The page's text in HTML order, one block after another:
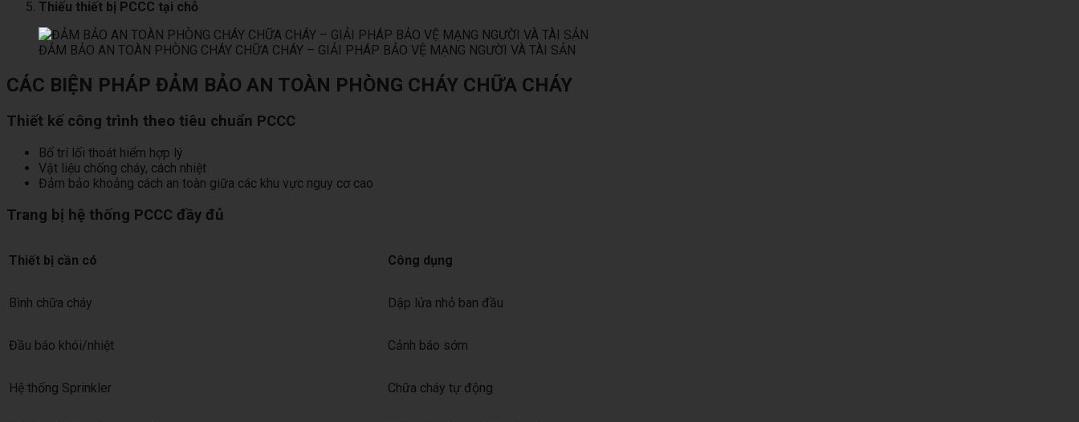
Thiếu thiết bị PCCC tại chỗ
ĐẢM BẢO AN TOÀN PHÒNG CHÁY CHỮA CHÁY – GIẢI PHÁP BẢO VỆ MẠNG NGƯỜI VÀ TÀI SẢN
CÁC BIỆN PHÁP ĐẢM BẢO AN TOÀN PHÒNG CHÁY CHỮA CHÁY
Thiết kế công trình theo tiêu chuẩn PCCC
Bố trí lối thoát hiểm hợp lý
Vật liệu chống cháy, cách nhiệt
Đảm bảo khoảng cách an toàn giữa các khu vực nguy cơ cao
Trang bị hệ thống PCCC đầy đủ
Thiết bị cần có Công dụng
Bình chữa cháy Dập lửa nhỏ ban đầu
Đầu báo khói/nhiệt Cảnh báo sớm
Hệ thống Sprinkler Chữa cháy tự động